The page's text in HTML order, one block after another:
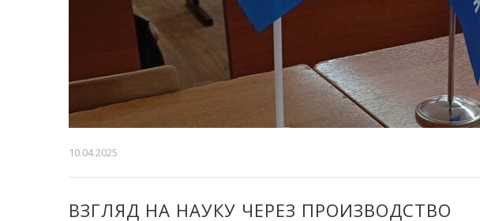
10.04.2025
ВЗГЛЯД НА НАУКУ ЧЕРЕЗ ПРОИЗВОДСТВО